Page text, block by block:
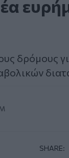
δρόμους
SHARE: